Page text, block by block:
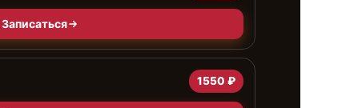
Записаться
1550 ₽